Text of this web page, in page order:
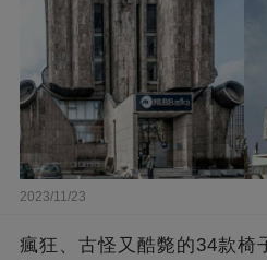
2023/11/23
瘋狂、古怪又酷斃的34款椅